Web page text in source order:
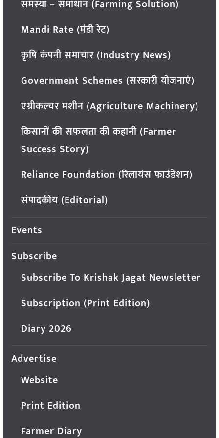
समस्या – समाधान (Farming Solution)
Mandi Rate (मंडी रेट)
कृषि कंपनी समाचार (Industry News)
Government Schemes (सरकारी योजनाएं)
एग्रीकल्चर मशीन (Agriculture Machinery)
किसानों की सफलता की कहानी (Farmer
Success Story)
Reliance Foundation (रिलायंस फाउंडेशन)
संपादकीय (Editorial)
Events
Subscribe
Subscribe To Krishak Jagat Newsletter
Subscription (Print Edition)
Diary 2026
Advertise
Website
Print Edition
Farmer Diary